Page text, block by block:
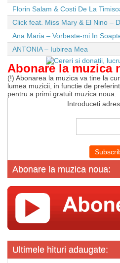
Florin Salam & Costi De La
Click feat. Miss Mary & El Nino –
Ana Maria – Vorbeste-mi In
ANTONIA – Iubirea Mea
Abonare la muzica
(!) Abonarea la muzica va tine la
lumea muzicii, in functie de
pentru a primi gratuit muzica noua.
Introduceti
Abonare la muzica noua:
Ultimele hituri adaugate: